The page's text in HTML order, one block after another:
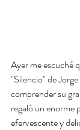
Ayer me escuché
"Silencio" de
comprender su
regaló un enorme
efervescente y